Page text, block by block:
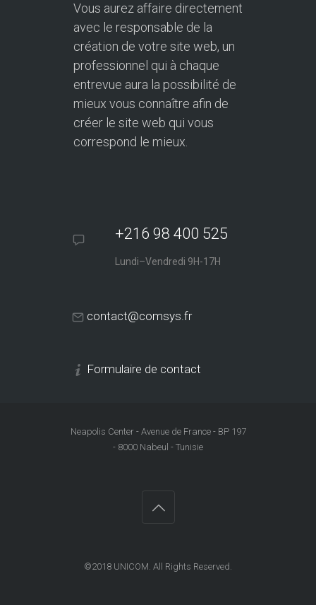
Vous aurez affaire directement
avec le responsable de la
création de votre site web, un
professionnel qui à chaque
entrevue aura la possibilité de
mieux vous connaître afin de
créer le site web qui vous
correspond le mieux.
+216 98 400 525
Lundi–Vendredi 9H-17H
contact@comsys.fr
Formulaire de contact
Neapolis Center - Avenue de France - BP 197
- 8000 Nabeul - Tunisie
©2018 UNICOM. All Rights Reserved.